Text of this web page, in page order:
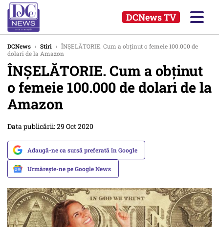
DCNews TV
DCNews › Stiri › ÎNȘELĂTORIE. Cum a obținut o femeie 100.000 de
dolari de la Amazon
ÎNȘELĂTORIE. Cum a obținut
o femeie 100.000 de dolari de la
Amazon
Data publicării: 29 Oct 2020
Adaugă-ne ca sursă preferată în Google
Urmărește-ne pe Google News